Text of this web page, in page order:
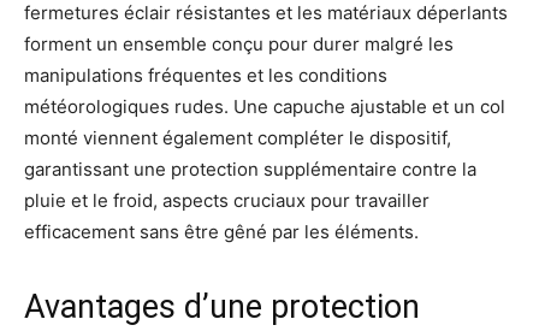
fermetures éclair résistantes et les matériaux déperlants
forment un ensemble conçu pour durer malgré les
manipulations fréquentes et les conditions
météorologiques rudes. Une capuche ajustable et un col
monté viennent également compléter le dispositif,
garantissant une protection supplémentaire contre la
pluie et le froid, aspects cruciaux pour travailler
efficacement sans être gêné par les éléments.
Avantages d’une protection